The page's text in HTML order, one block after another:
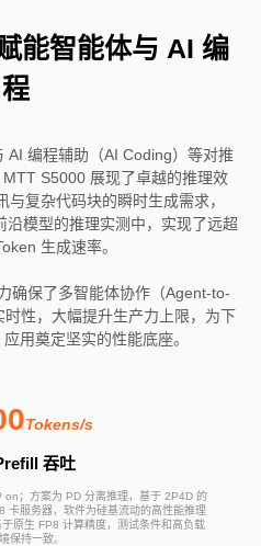
能智能体与 AI 编
程
AI 编程辅助（AI Coding）等对推
S5000 展现了卓越的推理效
复杂代码块的瞬时生成需求，
模型的推理实测中，实现了远超
生成速率。
确保了多智能体协作（Agent-to-
性，大幅提升生产力上限，为下
用奠定坚实的性能底座。
Tokens/s
吞吐
；方案为 PD 分离推理，基于 2P4D 的
卡服务器，软件为硅基流动的高性能推理
原生 FP8 计算精度，测试条件和高负载
保持一致。